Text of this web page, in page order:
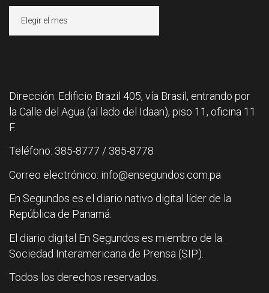
Dirección: Edificio Brazil 405, vía Brasil, entrando por
la Calle del Agua (al lado del Idaan), piso 11, oficina 11
F.
Teléfono: 385-8777 / 385-8778
Correo electrónico: info@ensegundos.com.pa
En Segundos es el diario nativo digital líder de la
República de Panamá.
El diario digital En Segundos es miembro de la
Sociedad Interamericana de Prensa (SIP).
Todos los derechos reservados.